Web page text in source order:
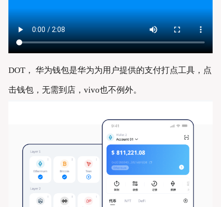
DOT， 华为钱包是华为为用户提供的支付打点工具，点
击钱包，无需到店，vivo也不例外。